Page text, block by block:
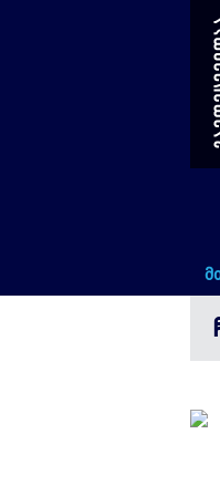
от